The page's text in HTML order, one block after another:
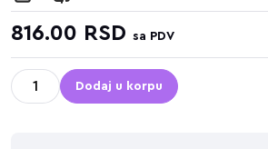
816.00 RSD sa PDV
Dodaj u korpu